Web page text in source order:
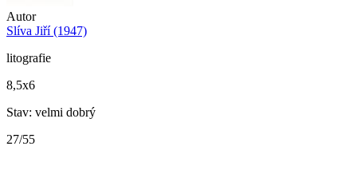
Autor
Slíva Jiří (1947)
litografie
8,5x6
Stav: velmi dobrý
27/55